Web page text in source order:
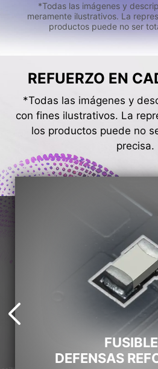
*Todas las imágenes y
meramente ilustrativos. La
productos puede no ser
REFUERZO EN
*Todas las imágenes y
con fines ilustrativos. La
los productos puede no
precisa.
DEFENSAS